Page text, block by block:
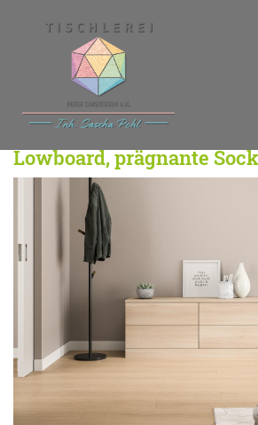
Lowboard, prägnante